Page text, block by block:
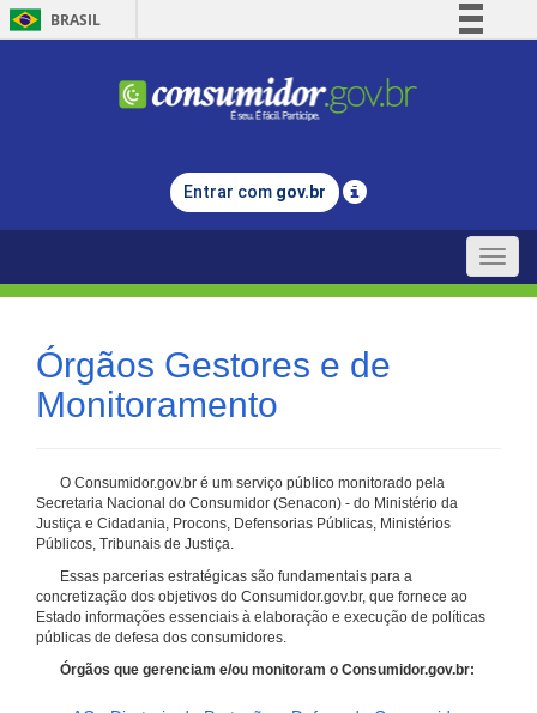
BRASIL
Comunica BR
Legislação
Entrar com gov.br
Toggle
Órgãos Gestores e de
Monitoramento
O Consumidor.gov.br é um serviço público monitorado pela
Secretaria Nacional do Consumidor (Senacon) - do Ministério da
Justiça e Cidadania, Procons, Defensorias Públicas, Ministérios
Públicos, Tribunais de Justiça.
Essas parcerias estratégicas são fundamentais para a
concretização dos objetivos do Consumidor.gov.br, que fornece ao
Estado informações essenciais à elaboração e execução de políticas
públicas de defesa dos consumidores.
Órgãos que gerenciam e/ou monitoram o Consumidor.gov.br: